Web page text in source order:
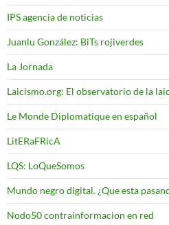
IPS agencia de noticias
Juanlu González: BiTs rojiverdes
La Jornada
Laicismo.org: El observatorio de la
Le Monde Diplomatique en español
LitERaFRicA
LQS: LoQueSomos
Mundo negro digital. ¿Que esta
Nodo50 contrainformacion en red